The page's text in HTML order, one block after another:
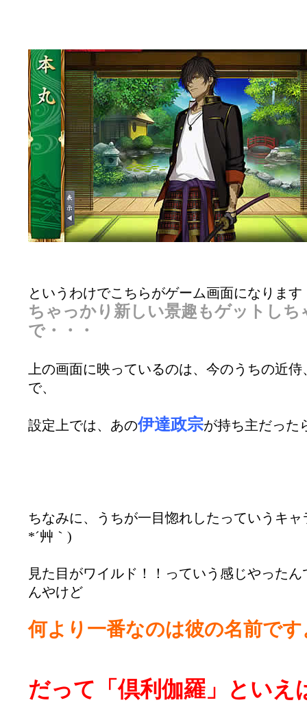
というわけでこちらがゲーム画面になります
ちゃっかり新しい景趣もゲットし
で・・・
上の画面に映っているのは、今のうちの近侍
で、
設定上では、あの伊達政宗が持ち主だった
ちなみに、うちが一目惚れしたっていうキ
*´艸｀)
見た目がワイルド！！っていう感じやった
んやけど
何より一番なのは彼の名前で
だって「倶利伽羅」といえ